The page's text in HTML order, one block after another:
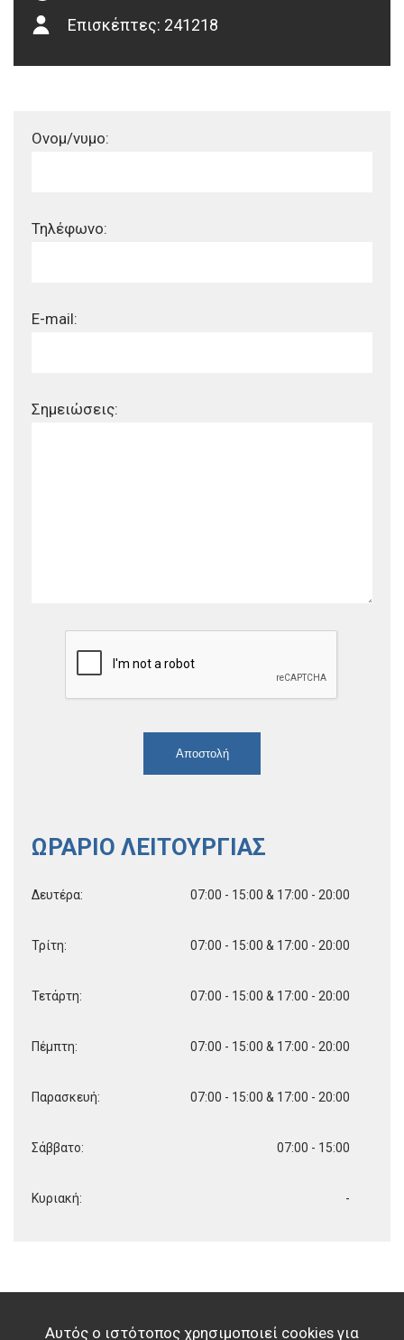
Επισκέπτες: 241218
ΩΡΆΡΙΟ ΛΕΙΤΟΥΡΓΊΑΣ
Δευτέρα: 07:00 - 15:00 & 17:00 - 20:00
Τρίτη: 07:00 - 15:00 & 17:00 - 20:00
Τετάρτη: 07:00 - 15:00 & 17:00 - 20:00
Πέμπτη: 07:00 - 15:00 & 17:00 - 20:00
Παρασκευή: 07:00 - 15:00 & 17:00 - 20:00
Σάββατο: 07:00 - 15:00
Κυριακή: -
Ονομ/νυμο:
Τηλέφωνο:
E-mail:
Σημειώσεις:
Αυτός ο ιστότοπος χρησιμοποιεί cookies για